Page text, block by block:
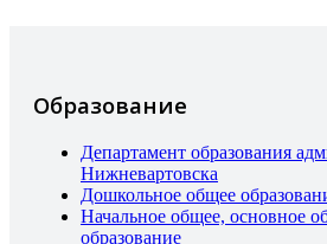
Образование
Департамент образования
Нижневартовска
Дошкольное общее
Начальное общее, основное
образование